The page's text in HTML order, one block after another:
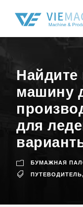
машину
для
БУМАЖНАЯ
ПУТЕВОДИТЕЛЬ,